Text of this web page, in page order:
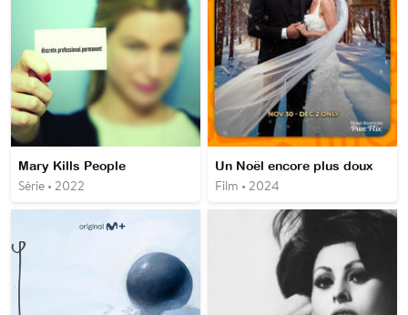
Mary Kills People
Série • 2022
Un Noël encore plus doux
Film • 2024